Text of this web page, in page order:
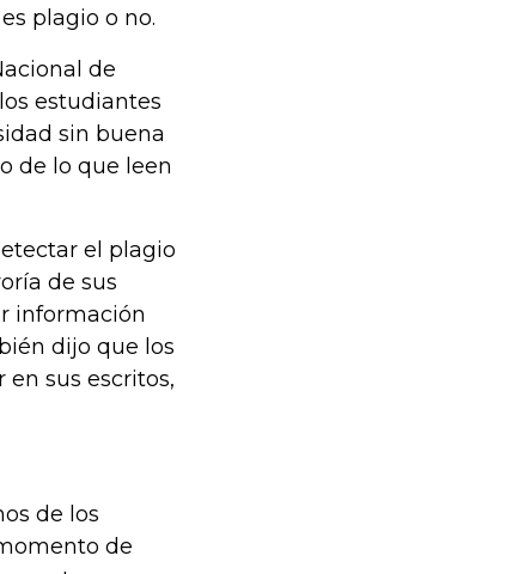
plagio o no.
de
estudiantes
sin buena
de lo que leen
el plagio
de sus
información
dijo que los
sus escritos,
de los
de